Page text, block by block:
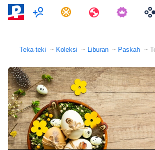
Pemain ganda
Tugas Perjalanan
Teka-teki Koleksi Liburan Paskah